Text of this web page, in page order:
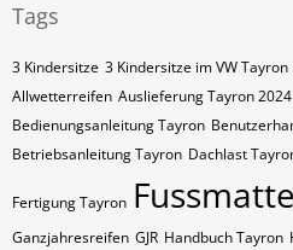
Tags
3 Kindersitze 3 Kindersitze im VW Tayron
Allwetterreifen Auslieferung Tayron 2024
Bedienungsanleitung Tayron
Betriebsanleitung Tayron Dachlast
Fertigung Tayron
Ganzjahresreifen GJR Handbuch Tayron